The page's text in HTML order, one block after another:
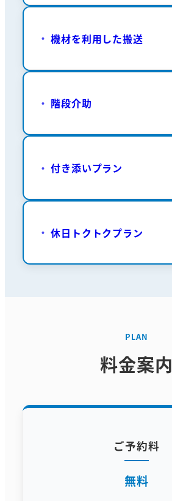
機材を利用した搬送
階段介助
付き添いプラン
休日トクトクプラン
PLAN
料金案内
ご予約料
無料